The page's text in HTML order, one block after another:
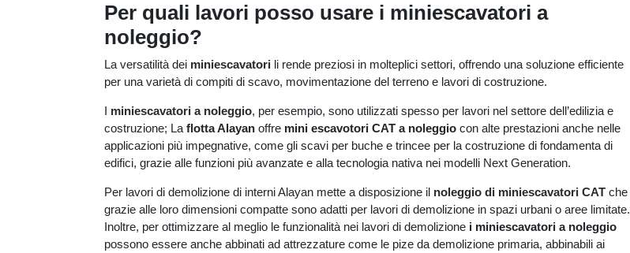
Per quali lavori posso usare i miniescavatori a
noleggio?
La versatilità dei miniescavatori li rende preziosi in molteplici settori, offrendo una soluzione efficiente
per una varietà di compiti di scavo, movimentazione del terreno e lavori di costruzione.
I miniescavatori a noleggio, per esempio, sono utilizzati spesso per lavori nel settore dell’edilizia e
costruzione; La flotta Alayan offre mini escavotori CAT a noleggio con alte prestazioni anche nelle
applicazioni più impegnative, come gli scavi per buche e trincee per la costruzione di fondamenta di
edifici, grazie alle funzioni più avanzate e alla tecnologia nativa nei modelli Next Generation.
Per lavori di demolizione di interni Alayan mette a disposizione il noleggio di miniescavatori CAT che
grazie alle loro dimensioni compatte sono adatti per lavori di demolizione in spazi urbani o aree limitate.
Inoltre, per ottimizzare al meglio le funzionalità nei lavori di demolizione i miniescavatori a noleggio
possono essere anche abbinati ad attrezzature come le pize da demolizione primaria, abbinabili ai